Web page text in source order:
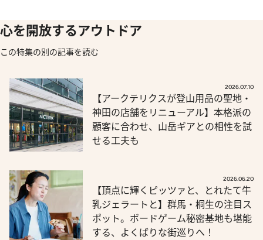
心を開放するアウトドア
この特集の別の記事を読む
2026.07.10
【アークテリクスが登山用品の聖地・
神田の店舗をリニューアル】本格派の
顧客に合わせ、山岳ギアとの相性を試
せる工夫も
2026.06.20
【頂点に輝くピッツァと、とれたて牛
乳ジェラートと】群馬・桐生の注目ス
ポット。ボードゲーム秘密基地も堪能
する、よくばりな街巡りへ！